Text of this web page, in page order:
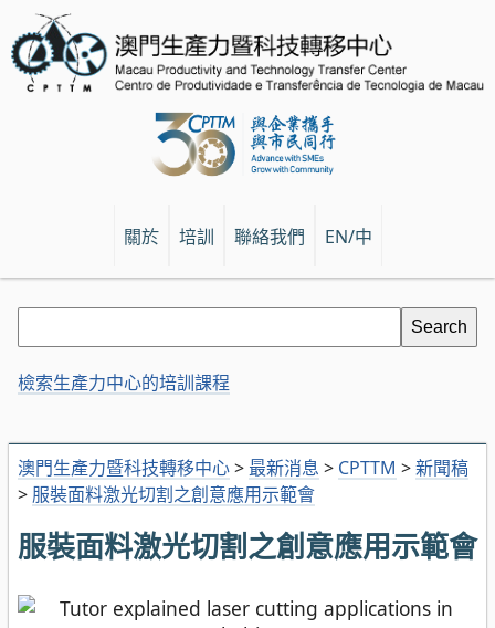
關於 培訓 聯絡我們 EN/中
澳門生產力暨科技轉移中心> 最新消息 > CPTTM >新聞稿
> 服裝面料激光切割之創意應用示範會
服裝面料激光切割之創意應用示範會
檢索生產力中心的培訓課程